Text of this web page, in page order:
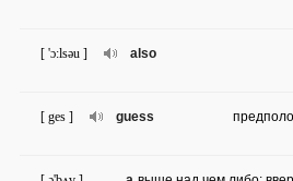
also
[ 'ɔ:lsəu ]
guess
[ ges ]